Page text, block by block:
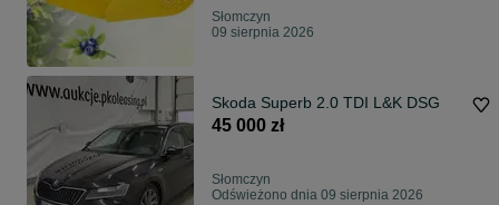
Słomczyn
09 sierpnia 2026
Skoda Superb 2.0 TDI L&K DSG
45 000 zł
Słomczyn
Odświeżono dnia 09 sierpnia 2026